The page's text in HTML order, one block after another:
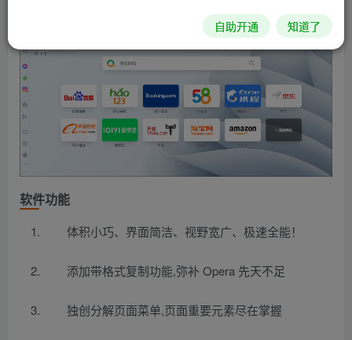
软件功能
体积小巧、界面简洁、视野宽广、极速全能！
添加带格式复制功能,弥补 Opera 先天不足
独创分解页面菜单,页面重要元素尽在掌握
自助开通 知道了